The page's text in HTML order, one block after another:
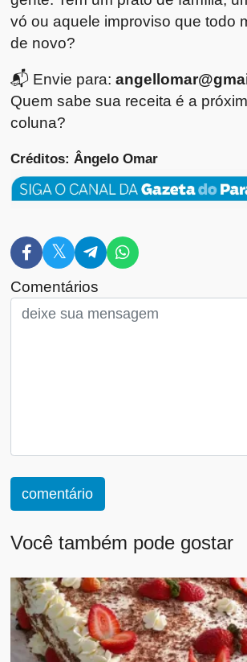
vó ou aquele improviso que todo
de novo?
📬 Envie para:
Quem sabe sua receita é a
coluna?
Créditos: Ângelo Omar
Comentários
comentário
Você também pode gostar